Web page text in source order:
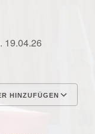
19.04.26
HINZUFÜGEN